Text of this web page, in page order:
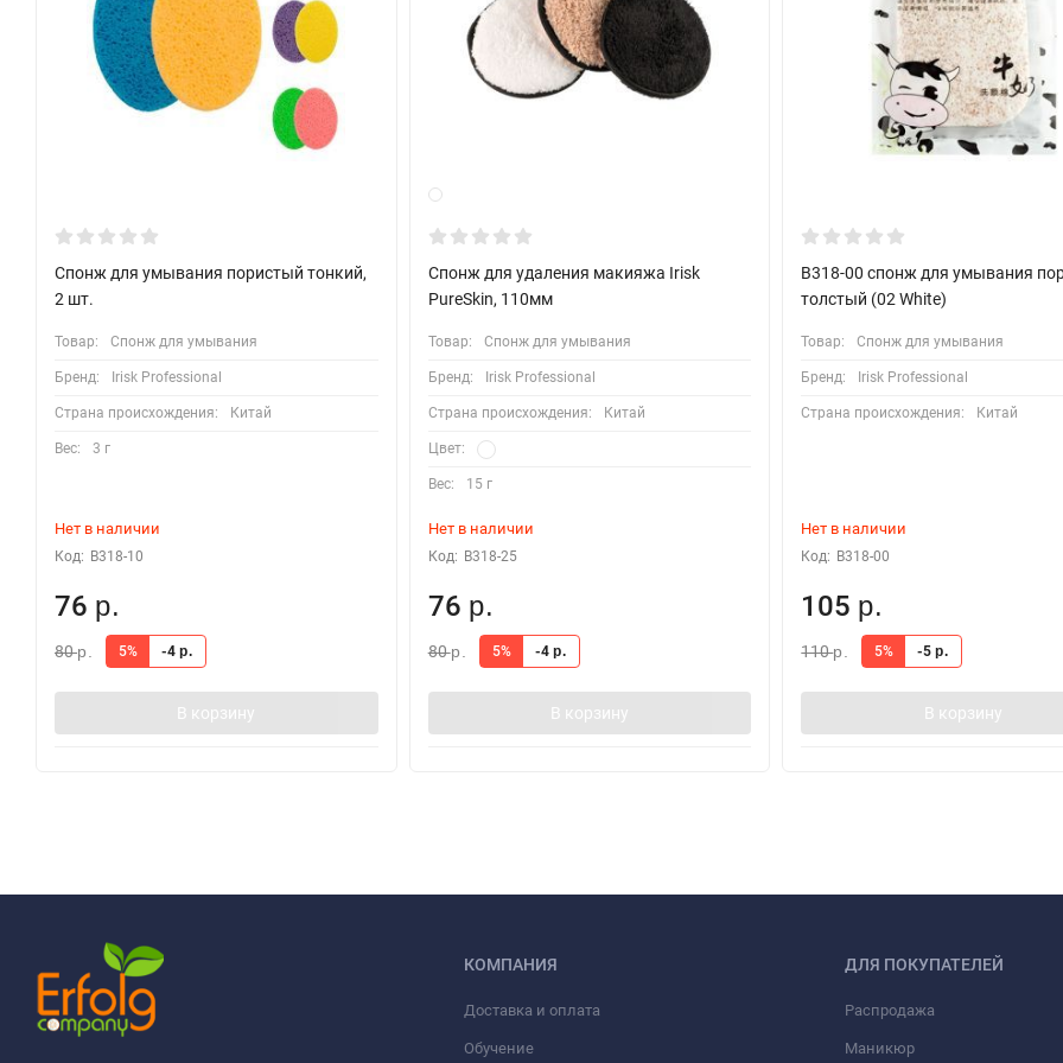
Спонж для умывания пористый тонкий,
2 шт.
Товар: Спонж для умывания
Бренд: Irisk Professional
Страна происхождения: Китай
Вес: 3 г
Нет в наличии
Код: В318-10
76 р.
80р. 5% -4 р.
В корзину
Спонж для удаления макияжа Irisk
PureSkin, 110мм
Товар: Спонж для умывания
Бренд: Irisk Professional
Страна происхождения: Китай
Цвет:
Вес: 15 г
Нет в наличии
Код: В318-25
76 р.
80р. 5% -4 р.
В корзину
В318-00 спонж для умывания
толстый (02 White)
Товар: Спонж для умывания
Бренд: Irisk Professional
Страна происхождения: Китай
Нет в наличии
Код: В318-00
105 р.
110р. 5% -5 р.
В корзину
КОМПАНИЯ
Доставка и оплата
Обучение
ДЛЯ ПОКУПАТЕЛЕЙ
Распродажа
Маникюр